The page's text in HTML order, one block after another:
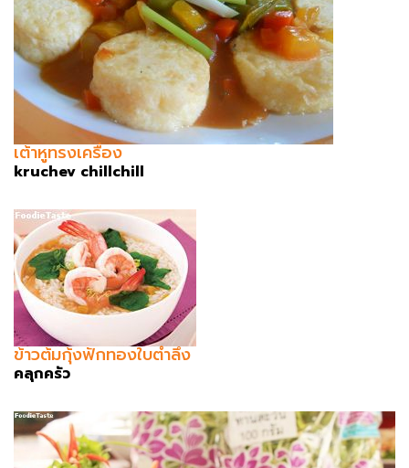
เต้าหูทรงเครื่อง
kruchev chillchill
ข้าวต้มกุ้งฟักทองใบตำลึง
คลุกครัว